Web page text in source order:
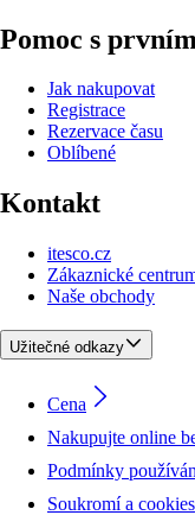
Pomoc s
Jak nakupovat
Registrace
Rezervace času
Oblíbené
Kontakt
itesco.cz
Zákaznické
Naše obchody
Užitečné odkazy
Cena
Nakupujte online
Podmínky
Soukromí a cookies